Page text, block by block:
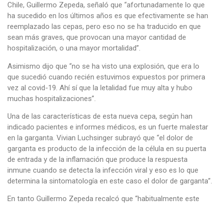
Chile, Guillermo Zepeda, señaló que “afortunadamente lo que
ha sucedido en los últimos años es que efectivamente se han
reemplazado las cepas, pero eso no se ha traducido en que
sean más graves, que provocan una mayor cantidad de
hospitalización, o una mayor mortalidad”.
Asimismo dijo que “no se ha visto una explosión, que era lo
que sucedió cuando recién estuvimos expuestos por primera
vez al covid-19. Ahí sí que la letalidad fue muy alta y hubo
muchas hospitalizaciones”.
Una de las características de esta nueva cepa, según han
indicado pacientes e informes médicos, es un fuerte malestar
en la garganta. Vivian Luchsinger subrayó que “el dolor de
garganta es producto de la infección de la célula en su puerta
de entrada y de la inflamación que produce la respuesta
inmune cuando se detecta la infección viral y eso es lo que
determina la sintomatología en este caso el dolor de garganta”.
En tanto Guillermo Zepeda recalcó que “habitualmente este